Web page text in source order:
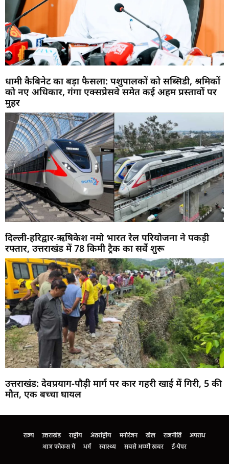
धामी कैबिनेट का बड़ा फैसला: पशुपालकों को सब्सिडी, श्रमिकों
को नए अधिकार, गंगा एक्सप्रेसवे समेत कई अहम प्रस्तावों पर
मुहर
दिल्ली-हरिद्वार-ऋषिकेश नमो भारत रेल परियोजना ने पकड़ी
रफ्तार, उत्तराखंड में 78 किमी ट्रैक का सर्वे शुरू
उत्तराखंड: देवप्रयाग-पौड़ी मार्ग पर कार गहरी खाई में गिरी, 5 की
मौत, एक बच्चा घायल
राज्य उत्तराखंड राष्ट्रीय अंतर्राष्ट्रीय मनोरंजन खेल राजनीति
अपराध
आज फोकस में
धर्म स्वास्थ्य सबसे अच्छी खबर ई-पेपर